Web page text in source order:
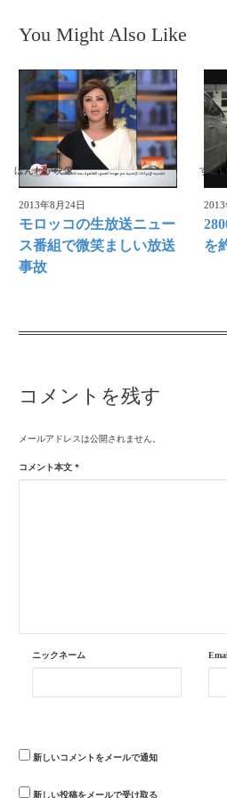
You Might Also Like
ほんわか映像
2013年8月24日
モロッコの生放送ニュー
ス番組で微笑ましい放送
事故
すご
2013
を
コメントを残す
メールアドレスは公開されません。
コメント本文 *
ニックネーム
新しいコメントをメールで通知
新しい投稿をメールで受け取る